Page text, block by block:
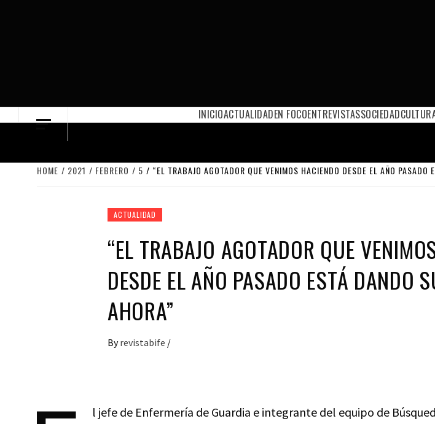
INICIOACTUALIDADEN FOCOENTREVISTASSOCIEDAD
HOME 2021 FEBRERO 5 “EL TRABAJO AGOTADOR QUE VENIMOS HACIENDO DESDE EL AÑO PASADO
ACTUALIDAD
“EL TRABAJO AGOTADOR QUE
DESDE EL AÑO PASADO ESTÁ DANDO
AHORA”
By revistabife /
l jefe de Enfermería de Guardia e integrante del equipo de